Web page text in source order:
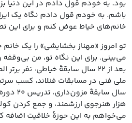
بود. به خودم قول دادم در این دنیا
باشم. به خودم قول دادم نگاه یک
خانم‌های خیاط عوض کنم و برای این
تو امروز «مهناز بخشایشی» را یک خانم
می‌بینی. برای این نگاه تو، من بی‌وقفه
بعد از ۲۲ سال سابقهٔ خیاطی، نفر
هزار هنرجوی ارزشمند، و جمع کردن
می‌خواهم به این حوزهٔ خلاقیت اضافه